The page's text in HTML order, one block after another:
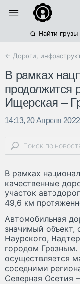
Найти грузы
← Дороги,
В рамках
продолжится
Ищерская –
14:13, 20 Апреля 2022
В рамках
качественные
участок
49,6 км
Автомобильная
значимый объект,
Наурского,
городом Грозным.
осуществляется
соседними
Северная Осетия